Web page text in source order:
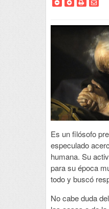
Es un filósofo
especulado
humana. Su
para su época
todo y buscó
No cabe duda